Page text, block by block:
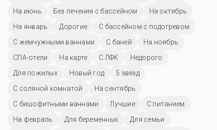
На июнь
Без лечения с бассейном
На октябрь
На январь
Дорогие
С бассейном с подогревом
С жемчужными ваннами
С баней
На ноябрь
СПА-отели
На карте С ЛФК
Недорого
Для пожилых
Новый год
5 звёзд
С соляной комнатой
На сентябрь
С бишофитными ваннами
Лучшие
С питанием
На февраль
Для беременных
Для семьи